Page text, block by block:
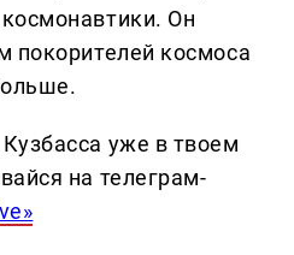
Он
покорителей космоса
уже в твоем
на телеграм-